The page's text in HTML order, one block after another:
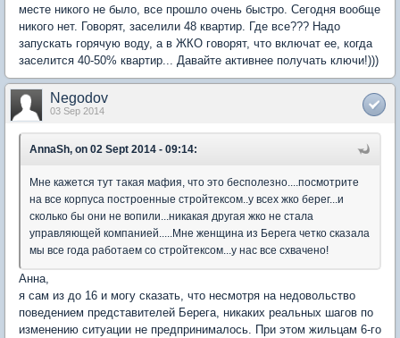
месте никого не было, все прошло очень быстро. Сегодня вообще
никого нет. Говорят, заселили 48 квартир. Где все??? Надо
запускать горячую воду, а в ЖКО говорят, что включат ее, когда
заселится 40-50% квартир... Давайте активнее получать ключи!)))
Negodov
03 Sep 2014
AnnaSh, on 02 Sept 2014 - 09:14:
Мне кажется тут такая мафия, что это бесполезно....посмотрите
на все корпуса построенные стройтексом..у всех жко берег...и
сколько бы они не вопили...никакая другая жко не стала
управляющей компанией.....Мне женщина из Берега четко сказала
мы все года работаем со стройтексом...у нас все схвачено!
Анна,
я сам из до 16 и могу сказать, что несмотря на недовольство
поведением представителей Берега, никаких реальных шагов по
изменению ситуации не предпринималось. При этом жильцам 6-го